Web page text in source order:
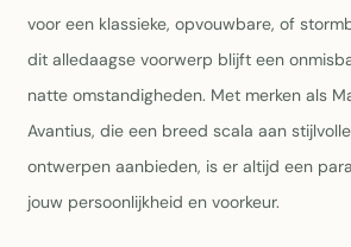
voor een klassieke, opvouwbare, of
dit alledaagse voorwerp blijft een
natte omstandigheden. Met merken als
Avantius, die een breed scala aan
ontwerpen aanbieden, is er altijd een
jouw persoonlijkheid en voorkeur.